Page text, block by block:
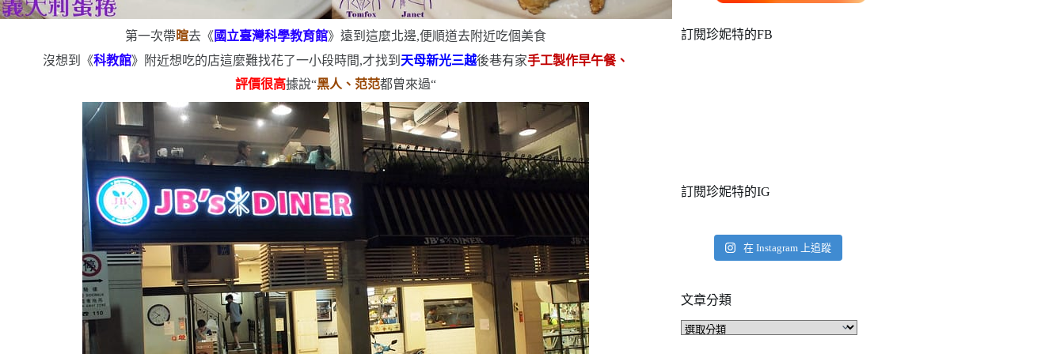
第一次帶 暄去《 國立臺灣科學教育館》遠到這麼北邊,便順道去附近吃個美食
沒想到《科教館》附近想吃的店這麼難找花了一小段時間,才找到 天母新光三越後巷有家手工製作早午餐、
評價很高據說“黑人、范范都曾來過“
訂閱珍妮特的FB
訂閱珍妮特的IG
在 Instagram 上追蹤
文章分類
文